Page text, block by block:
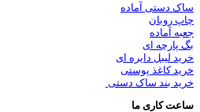
آماده
ای
لیبل دایره ای
کاغذ پوستی
بند ساک دستی
کاری ما